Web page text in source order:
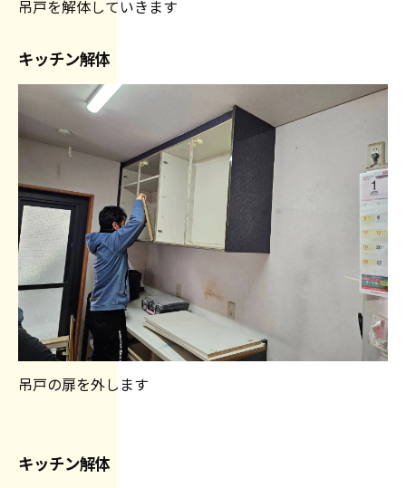
吊戸を解体していきます
キッチン解体
吊戸の扉を外します
キッチン解体